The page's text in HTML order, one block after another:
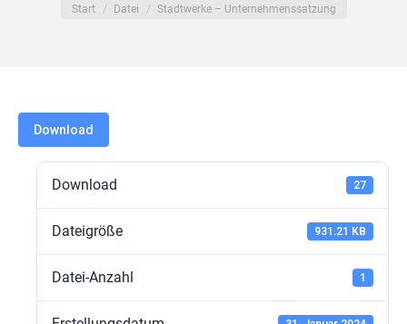
Sie befinden sich hier:
Start Datei Stadtwerke – Unternehmenssatzung
Download
Download 27
Dateigröße 931.21 KB
Datei-Anzahl 1